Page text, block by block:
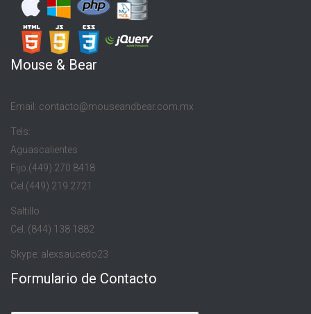
Mouse & Bear
Email: contacto@mouseandbear.com.mx
Tels:
Aguascalientes
Fijo.(449) 270 8418
Cel.(449) 219 2721
Saltillo
Cel. (844) 138 1882
Skype: alexsaucedo23
Formulario de Contacto